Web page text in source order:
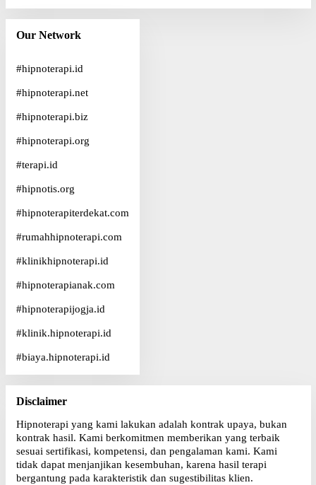
Our Network
#hipnoterapi.id
#hipnoterapi.net
#hipnoterapi.biz
#hipnoterapi.org
#terapi.id
#hipnotis.org
#hipnoterapiterdekat.com
#rumahhipnoterapi.com
#klinikhipnoterapi.id
#hipnoterapianak.com
#hipnoterapijogja.id
#klinik.hipnoterapi.id
#biaya.hipnoterapi.id
Disclaimer
Hipnoterapi yang kami lakukan adalah kontrak upaya, bukan
kontrak hasil. Kami berkomitmen memberikan yang terbaik
sesuai sertifikasi, kompetensi, dan pengalaman kami. Kami
tidak dapat menjanjikan kesembuhan, karena hasil terapi
bergantung pada karakteristik dan sugestibilitas klien.